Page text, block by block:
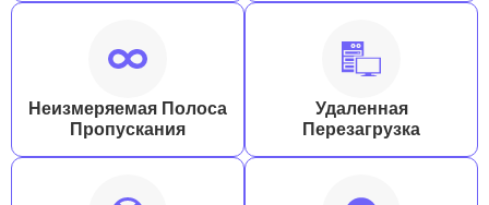
Неизмеряемая Полоса
Пропускания
Удаленная
Перезагрузка